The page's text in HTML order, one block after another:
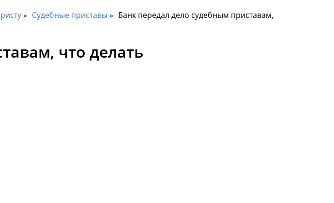
Судебные приставы
Банк передал дело судебным приставам,
что делать